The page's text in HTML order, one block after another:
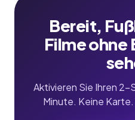
Bereit,
Filme ohne
Aktivieren Sie Ihren 2-
Minute. Keine